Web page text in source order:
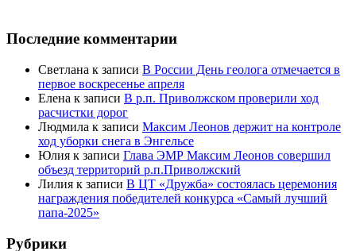
Последние комментарии
Светлана к записи В России День геолога отмечается в
первое воскресенье апреля
Елена к записи В р.п. Приволжском проверили ход
расчистки дорог
Людмила к записи Максим Леонов держит на контроле
ход уборки снега в Энгельсе
Юлия к записи Глава ЭМР Максим Леонов совершил
объезд территорий р.п.Приволжский
Лилия к записи В ЦТ «Дружба» состоялась церемония
награждения победителей конкурса «Самый лучший
папа-2025»
Рубрики